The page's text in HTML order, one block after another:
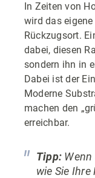
In Zeiten von
wird das
Rückzugsort.
dabei, diesen
sondern ihn in
Dabei ist der
Moderne
machen den
erreichbar.
Tipp:
wie Sie